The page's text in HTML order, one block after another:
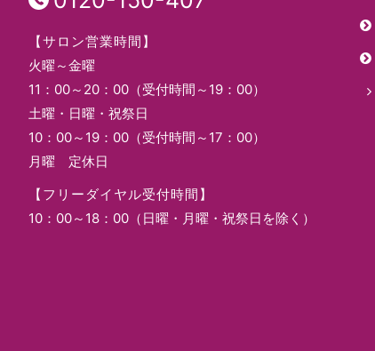
【サロン営業時間】
火曜～金曜
11：00～20：00（受付時間～19：00）
土曜・日曜・祝祭日
10：00～19：00（受付時間～17：00）
月曜 定休日
【フリーダイヤル受付時間】
10：00～18：00（日曜・月曜・祝祭日を除く）